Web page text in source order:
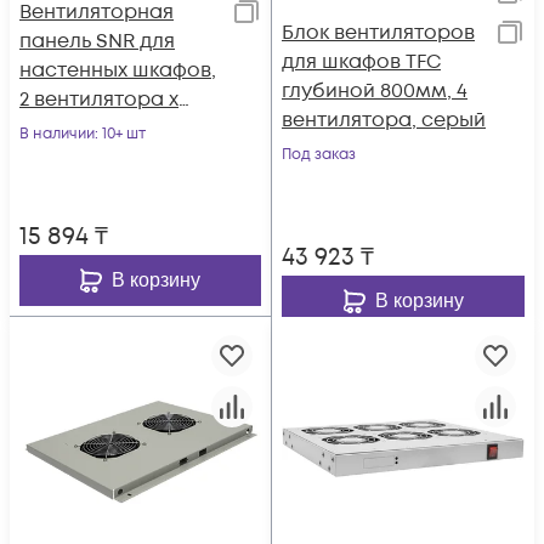
Вентиляторная
панель SNR для
настенных шкафов,
2 вентилятора х
12см
В наличии: 10+ шт
15 894₸
В корзину
Блок вентиляторов
для шкафов TFC
глубиной 800мм, 4
вентилятора, серый
Под заказ
43 923 ₸
В корзину